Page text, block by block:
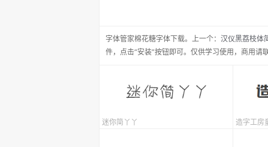
字体管家棉花糖字体下载。 上一个： 汉仪黑荔枝体
件，点击“安装”按钮即可。仅供学习使用，商用请
迷你简丫丫 造字工房